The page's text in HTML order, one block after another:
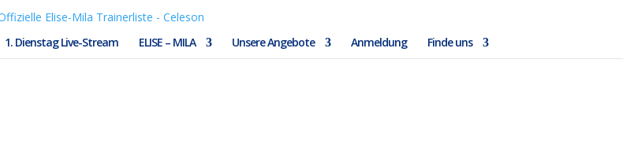
1. Dienstag Live-Stream ELISE – MILA Unsere Angebote Anmeldung Finde uns